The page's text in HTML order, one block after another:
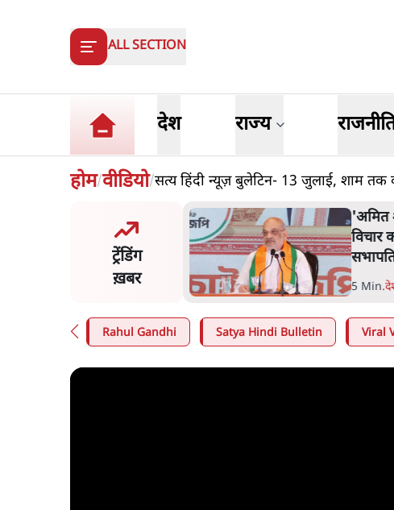
ALL SECTION
देश राज्य
होम/वीडियो/सत्य हिंदी न्यूज़ बुलेटिन- 13 जुलाई, शाम तक
ट्रेंडिंग
ख़बर
किया जा रहा है, पर मोदी-
बोलने की हिम्मत नहीं'- राहुल
'अमित
विचार
5 Min.
Rahul Gandhi Satya Hindi Bulletin Viral